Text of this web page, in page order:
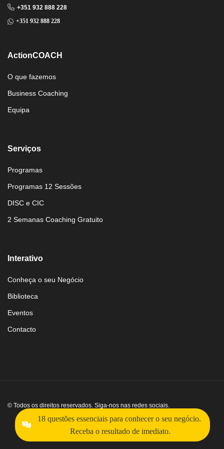
18 questões essenciais para conhecer o seu negócio.
Receba o resultado de imediato.
+351 932 888 228
+351 932 888 228
ActionCOACH
O que fazemos
Business Coaching
Equipa
Serviços
Programas
Programas 12 Sessões
DISC e CIC
2 Semanas Coaching Gratuito
Interativo
Conheça o seu Negócio
Biblioteca
Eventos
Contacto
© Todos os direitos reservados. Siga-nos nas redes sociais.